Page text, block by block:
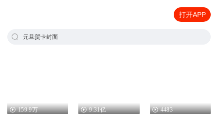
打开APP
元旦贺卡封面
159.9万 9.31亿 4483